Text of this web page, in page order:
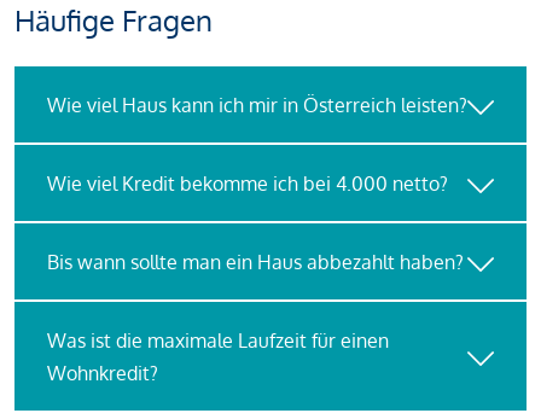
Häufige Fragen
Wie viel Haus kann ich mir in Österreich leisten?
Wie viel Kredit bekomme ich bei 4.000 netto?
Bis wann sollte man ein Haus abbezahlt haben?
Was ist die maximale Laufzeit für einen
Wohnkredit?